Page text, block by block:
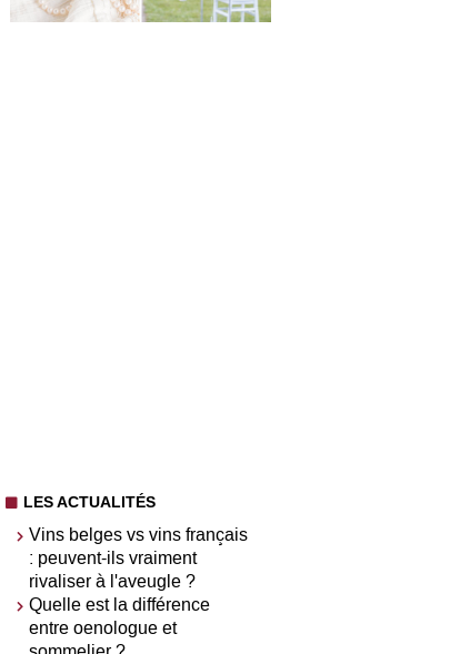
LES ACTUALITÉS
Vins belges vs vins français
: peuvent-ils vraiment
rivaliser à l'aveugle ?
Quelle est la différence
entre oenologue et